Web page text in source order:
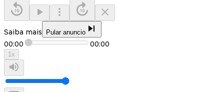
Saiba mais Pular anuncio
00:00 00:00
1x